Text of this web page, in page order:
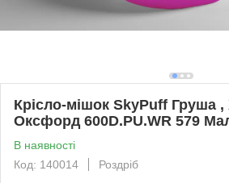
Крісло-мішок SkyPuff Груша ,
Оксфорд 600D.PU.WR 579
В наявності
Код: 140014
Роздріб